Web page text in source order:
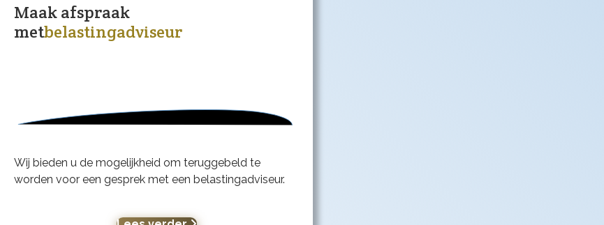
Maak afspraak
metbelastingadviseur
Wij bieden u de mogelijkheid om teruggebeld te
worden voor een gesprek met een belastingadviseur.